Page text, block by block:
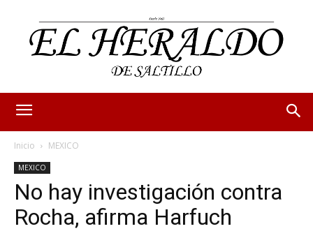
Inicio MEXICO
MEXICO
No hay investigación contra
Rocha, afirma Harfuch